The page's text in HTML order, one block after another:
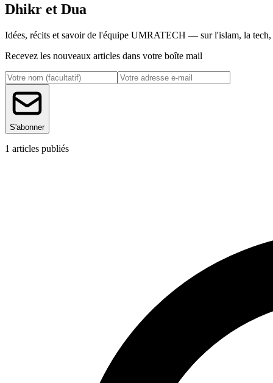
Dhikr et Dua
Idées, récits et savoir de l'équipe UMRATECH — sur l'islam, la tech,
Recevez les nouveaux articles dans votre boîte mail
S'abonner
1 articles publiés